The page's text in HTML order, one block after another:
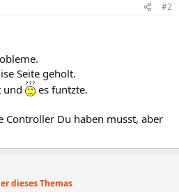
#2
Seite geholt.
und
es funtzte.
Controller Du haben musst, aber
dieses Themas